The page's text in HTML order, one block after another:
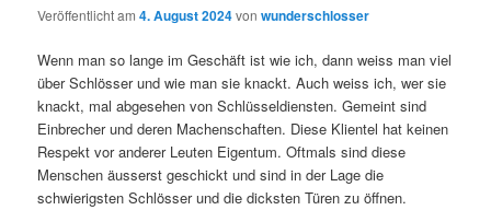
Veröffentlicht am4. August 2024vonwunderschlosser
Wenn man so lange im Geschäft ist wie ich, dann weiss man viel
über Schlösser und wie man sie knackt. Auch weiss ich, wer sie
knackt, mal abgesehen von Schlüsseldiensten. Gemeint sind
Einbrecher und deren Machenschaften. Diese Klientel hat keinen
Respekt vor anderer Leuten Eigentum. Oftmals sind diese
Menschen äusserst geschickt und sind in der Lage die
schwierigsten Schlösser und die dicksten Türen zu öffnen.